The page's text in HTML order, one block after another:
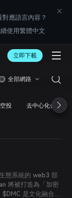
對應語言內容？
使用繁體中文
立即下載
全部網路
空投 去中心化金融
態系統的 web3 部
將被打造為「加密
是文化融合的